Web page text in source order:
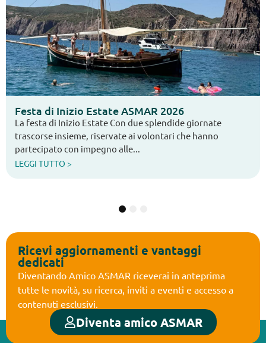
Arcipelaghi: Marzo 2006
È disponibile online il numero di aprile 2006 di
“Arcipelaghi”, il notiziario dell’Associazione
Reumatici. In questa edizione vengono...
Ricevi aggiornamenti e vantaggi
dedicati
Diventando Amico ASMAR riceverai in anteprima
tutte le novità, su ricerca, inviti a eventi e accesso a
contenuti esclusivi.
Diventa amico ASMAR